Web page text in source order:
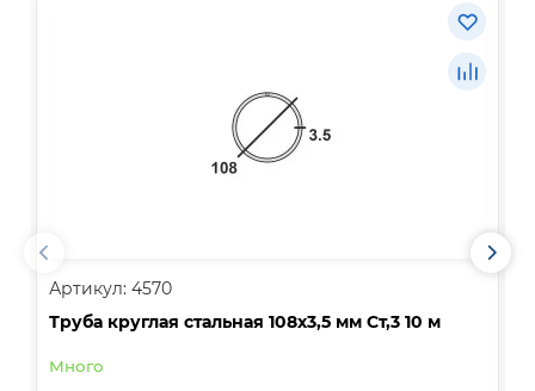
Артикул: 4570
Труба круглая стальная 108х3,5 мм Ст,3 10 м
Много